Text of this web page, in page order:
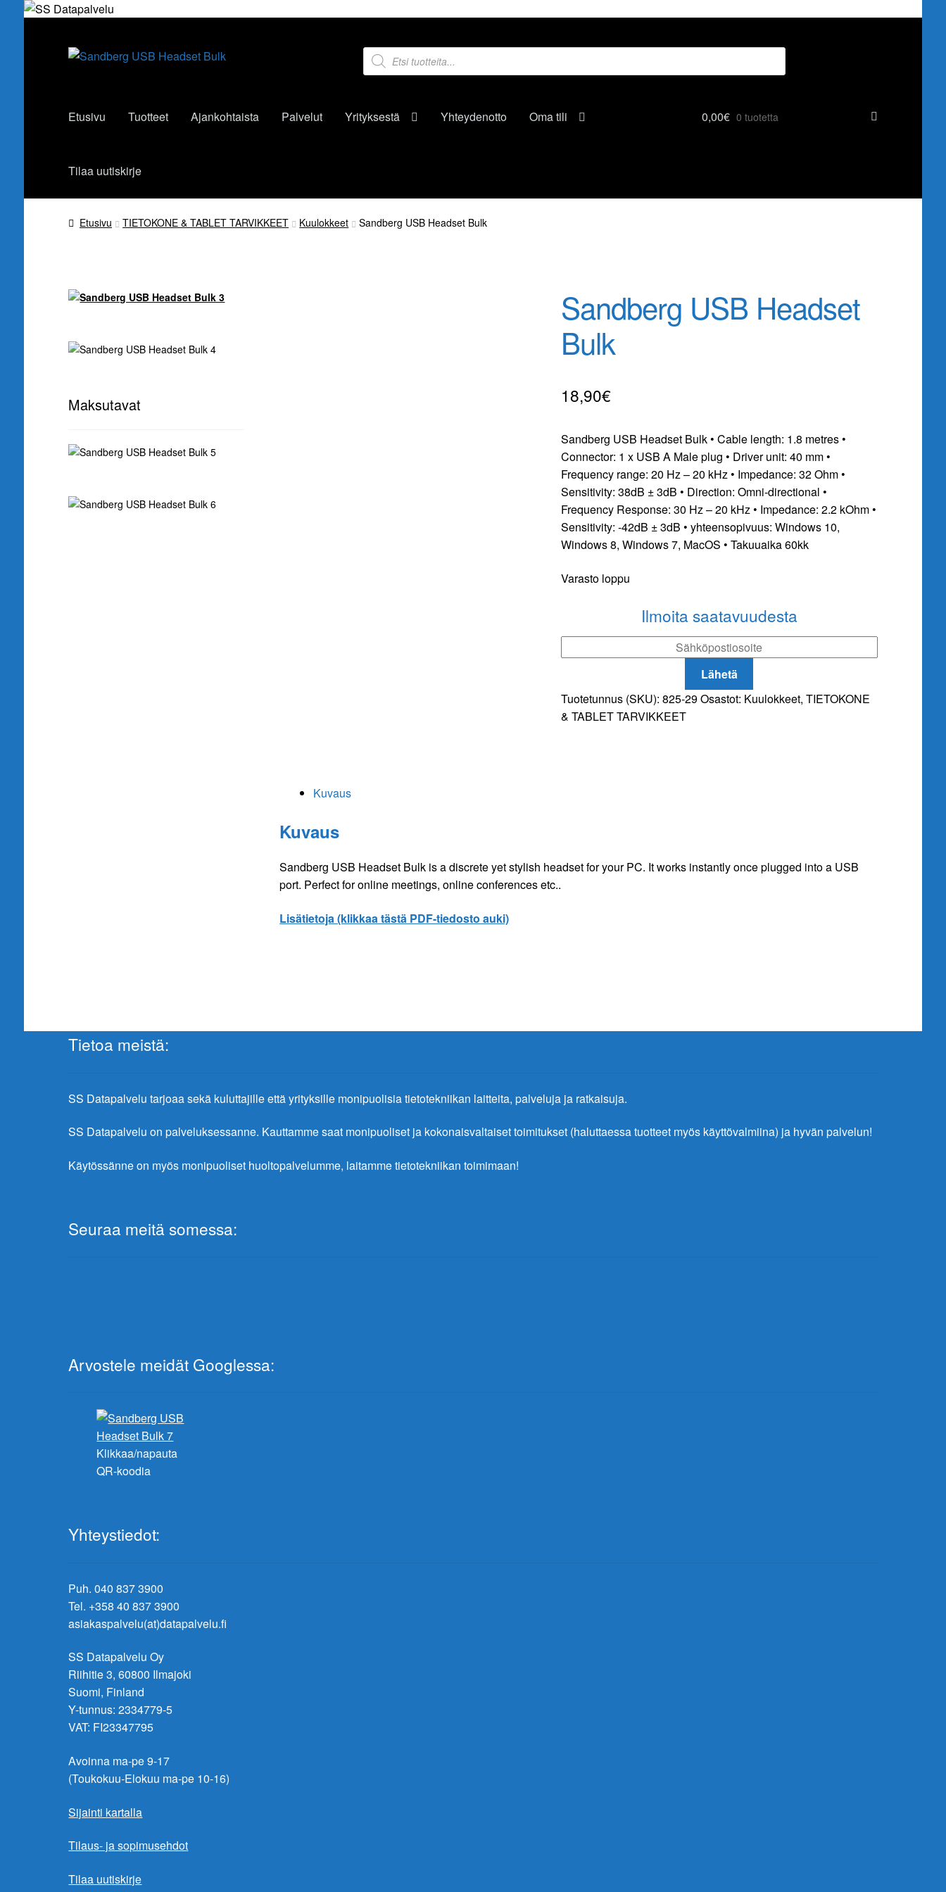
Siirry
Siirry
Products
search
Etusivu Tuotteet Ajankohtaista Palvelut Yrityksestä Yhteydenotto Oma tili
Tilaa uutiskirje
0,00€ 0 tuotetta
Etusivu TIETOKONE & TABLET TARVIKKEET Kuulokkeet Sandberg USB Headset Bulk
Sandberg USB Headset
Bulk
18,90€
Sandberg USB Headset Bulk • Cable length: 1.8 metres •
Connector: 1 x USB A Male plug • Driver unit: 40 mm •
Frequency range: 20 Hz – 20 kHz • Impedance: 32 Ohm •
Sensitivity: 38dB ± 3dB • Direction: Omni-directional •
Frequency Response: 30 Hz – 20 kHz • Impedance: 2.2 kOhm •
Sensitivity: -42dB ± 3dB • yhteensopivuus: Windows 10,
Windows 8, Windows 7, MacOS • Takuuaika 60kk
Varasto loppu
Ilmoita saatavuudesta
Lähetä
Tuotetunnus (SKU): 825-29Osastot: Kuulokkeet, TIETOKONE
& TABLET TARVIKKEET
Kuvaus
Kuvaus
Sandberg USB Headset Bulk is a discrete yet stylish headset for your PC. It works instantly once plugged into a USB
port. Perfect for online meetings, online conferences etc..
Lisätietoja (klikkaa tästä PDF-tiedosto auki)
Maksutavat
Tietoa meistä:
SS Datapalvelu tarjoaa sekä kuluttajille että yrityksille monipuolisia tietotekniikan laitteita, palveluja ja ratkaisuja.
SS Datapalvelu on palveluksessanne. Kauttamme saat monipuoliset ja kokonaisvaltaiset toimitukset (haluttaessa tuotteet myös käyttövalmiina) ja hyvän palvelun!
Käytössänne on myös monipuoliset huoltopalvelumme, laitamme tietotekniikan toimimaan!
Seuraa meitä somessa:
Arvostele meidät Googlessa:
Klikkaa/napauta
QR-koodia
Yhteystiedot:
Puh. 040 837 3900
Tel. +358 40 837 3900
asiakaspalvelu(at)datapalvelu.fi
SS Datapalvelu Oy
Riihitie 3, 60800 Ilmajoki
Suomi, Finland
Y-tunnus: 2334779-5
VAT: FI23347795
Avoinna ma-pe 9-17
(Toukokuu-Elokuu ma-pe 10-16)
Sijainti kartalla
Tilaus- ja sopimusehdot
Tilaa uutiskirje